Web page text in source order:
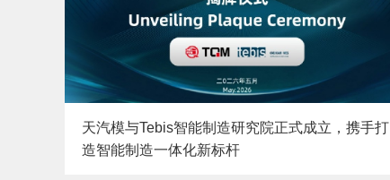
天汽模与Tebis智能制造研究院正式成立，携手打
造智能制造一体化新标杆